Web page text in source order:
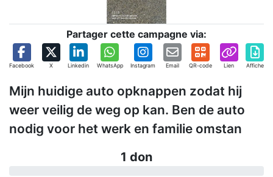
Partager cette campagne via:
Facebook X Linkedin WhatsApp Instagram Email QR-code Lien Affiche
Mijn huidige auto opknappen zodat hij
weer veilig de weg op kan. Ben de auto
nodig voor het werk en familie omstan
1 don